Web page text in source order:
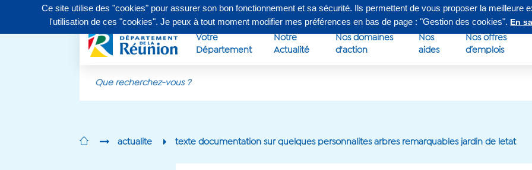
Contactez-nous au 0262 90 30 30, du lundi au vendredi de 8h à 16h30
Votre
Département
Notre
Actualité
Nos domaines
d'action
Nos
aides
Nos offres
d’emplois
actualite texte documentation sur quelques personnalites arbres remarquables jardin de letat
Ce site utilise des "cookies" pour assurer son bon fonctionnement et sa sécurité. Ils permettent de vous proposer la meilleure
l'utilisation de ces "cookies". Je peux à tout moment modifier mes préférences en bas de page : "Gestion des cookies". En